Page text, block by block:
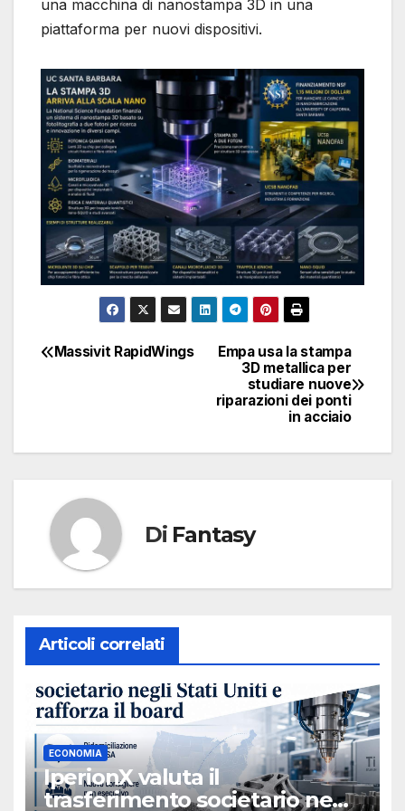
una macchina di nanostampa 3D in una
piattaforma per nuovi dispositivi.
Navigazione
Empa usa la stampa
3D metallica per
studiare nuove
riparazioni dei ponti
in acciaio
Massivit RapidWings
Di Fantasy
Articoli correlati
ECONOMIA
IperionX valuta il
trasferimento societario negli